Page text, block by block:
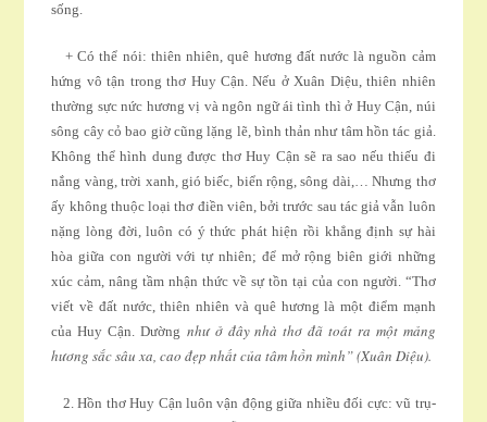
sống.
+ Có thể nói: thiên nhiên, quê hương đất nước là nguồn cảm
hứng vô tận trong thơ Huy Cận. Nếu ở Xuân Diệu, thiên nhiên
thường sực nức hương vị và ngôn ngữ ái tình thì ở Huy Cận, núi
sông cây cỏ bao giờ cũng lặng lẽ, bình thản như tâm hồn tác giả.
Không thể hình dung được thơ Huy Cận sẽ ra sao nếu thiếu đi
nắng vàng, trời xanh, gió biếc, biển rộng, sông dài,… Nhưng thơ
ấy không thuộc loại thơ điền viên, bởi trước sau tác giả vẫn luôn
nặng lòng đời, luôn có ý thức phát hiện rồi khẳng định sự hài
hòa giữa con người với tự nhiên; để mở rộng biên giới những
xúc cảm, nâng tầm nhận thức về sự tồn tại của con người. “Thơ
viết về đất nước, thiên nhiên và quê hương là một điểm mạnh
của Huy Cận. Dường như ở đây nhà thơ đã toát ra một mảng
hương sắc sâu xa, cao đẹp nhất của tâm hồn mình” (Xuân Diệu).
2. Hồn thơ Huy Cận luôn vận động giữa nhiều đối cực: vũ trụ-